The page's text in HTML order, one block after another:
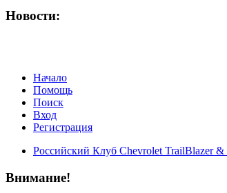
Новости:
Начало
Помощь
Поиск
Вход
Регистрация
Российский Клуб Chevrolet TrailBlazer &
Внимание!